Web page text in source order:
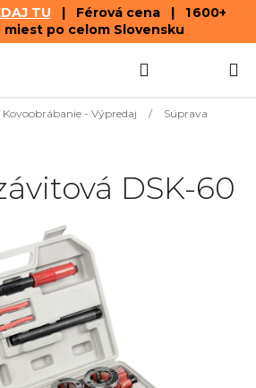
TU | Férová cena | 1 600+
po celom Slovensku
KOŠÍK
Kovoobrábanie - Výpredaj /
Súprava
DSK-60